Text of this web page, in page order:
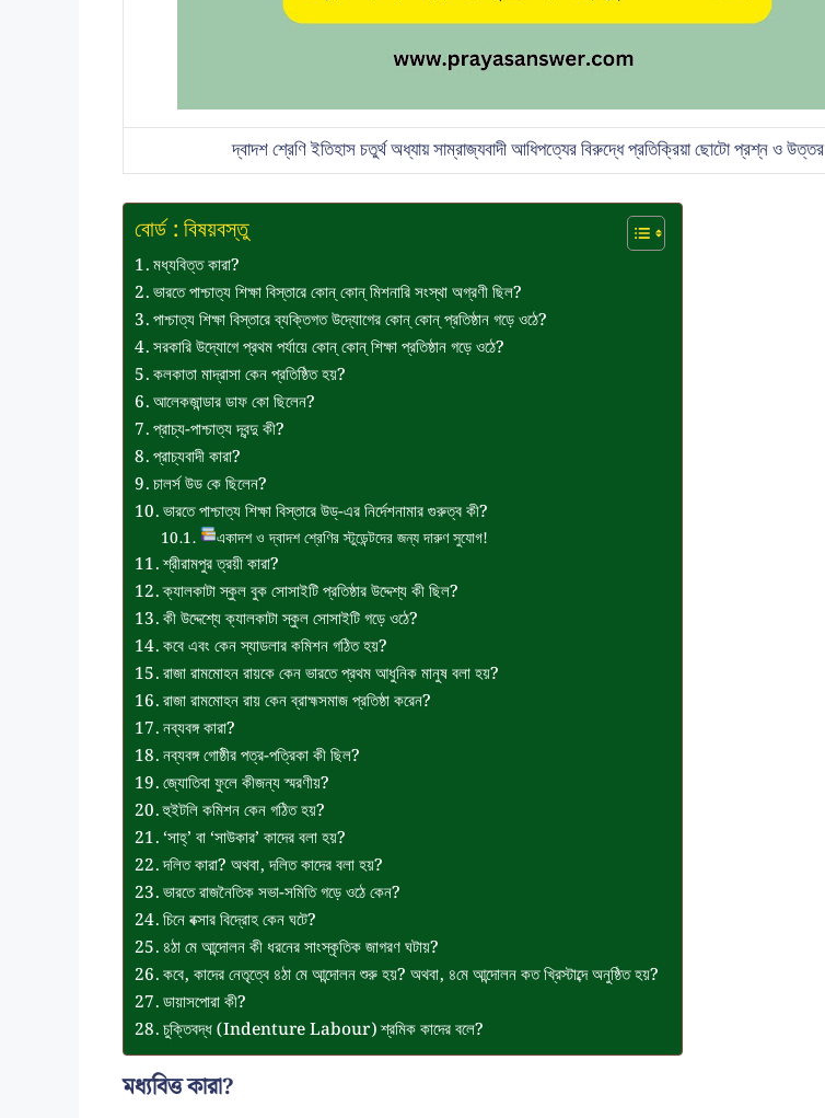
দ্বাদশ শ্রেণি ইতিহাস চতুর্থ অধ্যায় সাম্রাজ্যবাদী আধিপত্যের বিরুদ্ধে প্রতিক্রিয়া ছোটো প্রশ্ন ও উত্তর
বোর্ড : বিষয়বস্তু
মধ্যবিত্ত কারা?
ভারতে পাশ্চাত্য শিক্ষা বিস্তারে কোন্ কোন্ মিশনারি সংস্থা অগ্রণী ছিল?
পাশ্চাত্য শিক্ষা বিস্তারে ব্যক্তিগত উদ্যোগের কোন্ কোন্ প্রতিষ্ঠান গড়ে ওঠে?
সরকারি উদ্যোগে প্রথম পর্যায়ে কোন্ কোন্ শিক্ষা প্রতিষ্ঠান গড়ে ওঠে?
কলকাতা মাদ্রাসা কেন প্রতিষ্ঠিত হয়?
আলেকজান্ডার ডাফ কো ছিলেন?
প্রাচ্য-পাশ্চাত্য দ্বন্দু কী?
প্রাচ্যবাদী কারা?
চালর্স উড কে ছিলেন?
ভারতে পাশ্চাত্য শিক্ষা বিস্তারে উড্-এর নির্দেশনামার গুরুত্ব কী?
একাদশ ও দ্বাদশ শ্রেণির স্টুডেন্টদের জন্য দারুণ সুযোগ!
শ্রীরামপুর ত্রয়ী কারা?
ক্যালকাটা স্কুল বুক সোসাইটি প্রতিষ্ঠার উদ্দেশ্য কী ছিল?
কী উদ্দেশ্যে ক্যালকাটা স্কুল সোসাইটি গড়ে ওঠে?
কবে এবং কেন স্যাডলার কমিশন গঠিত হয়?
রাজা রামমোহন রায়কে কেন ভারতে প্রথম আধুনিক মানুষ বলা হয়?
রাজা রামমোহন রায় কেন ব্রাহ্মসমাজ প্রতিষ্ঠা করেন?
নব্যবঙ্গ কারা?
নব্যবঙ্গ গোষ্ঠীর পত্র-পত্রিকা কী ছিল?
জ্যোতিবা ফুলে কীজন্য স্মরণীয়?
হুইটলি কমিশন কেন গঠিত হয়?
‘সাহ্’ বা ‘সাউকার’ কাদের বলা হয়?
দলিত কারা? অথবা, দলিত কাদের বলা হয়?
ভারতে রাজনৈতিক সভা-সমিতি গড়ে ওঠে কেন?
চিনে বক্সার বিদ্রোহ কেন ঘটে?
৪ঠা মে আন্দোলন কী ধরনের সাংস্কৃতিক জাগরণ ঘটায়?
কবে, কাদের নেতৃত্বে ৪ঠা মে আন্দোলন শুরু হয়? অথবা, ৪মে আন্দোলন কত খ্রিস্টাব্দে অনুষ্ঠিত হয়?
ডায়াসপোরা কী?
চুক্তিবদ্ধ (Indenture Labour) শ্রমিক কাদের বলে?
মধ্যবিত্ত কারা?